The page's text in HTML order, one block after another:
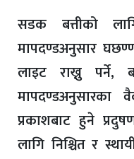
सडक बत्तीको
मापदण्डअनुसार
लाइट राख्नु पर्ने,
मापदण्डअनुसारका
प्रकाशबाट हुने
लागि निश्चित र